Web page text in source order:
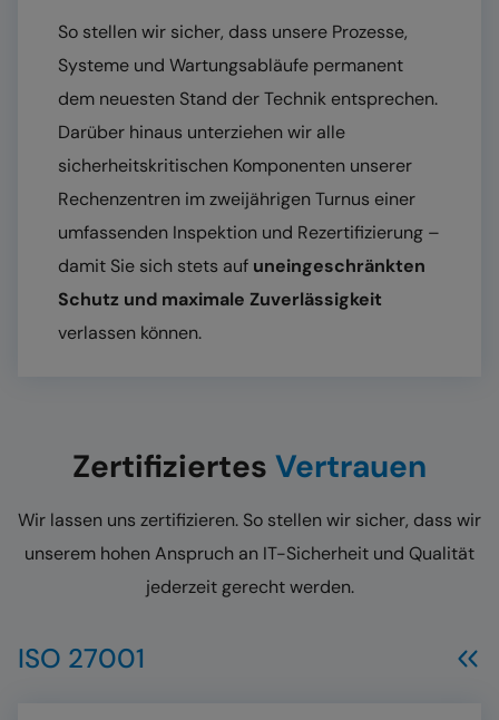
So stellen wir sicher, dass unsere Prozesse,
Systeme und Wartungsabläufe permanent
dem neuesten Stand der Technik entsprechen.
Darüber hinaus unterziehen wir alle
sicherheitskritischen Komponenten unserer
Rechenzentren im zwei­jährigen Turnus einer
umfassenden Inspektion und Rezertifizierung –
damit Sie sich stets auf uneingeschränkten
Schutz und maximale Zuverlässigkeit
verlassen können.
Zertifiziertes Vertrauen
Wir lassen uns zertifizieren. So stellen wir sicher, dass wir
unserem hohen Anspruch an IT-Sicherheit und Qualität
jederzeit gerecht werden.
ISO 27001